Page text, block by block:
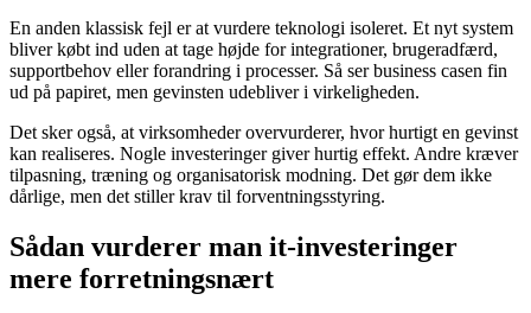
En anden klassisk fejl er at vurdere teknologi isoleret. Et nyt system
bliver købt ind uden at tage højde for integrationer, brugeradfærd,
supportbehov eller forandring i processer. Så ser business casen fin
ud på papiret, men gevinsten udebliver i virkeligheden.
Det sker også, at virksomheder overvurderer, hvor hurtigt en gevinst
kan realiseres. Nogle investeringer giver hurtig effekt. Andre kræver
tilpasning, træning og organisatorisk modning. Det gør dem ikke
dårlige, men det stiller krav til forventningsstyring.
Sådan vurderer man it-investeringer
mere forretningsnært